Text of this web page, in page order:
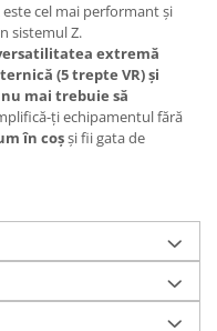
este cel mai performant și
sistemul Z.
extremă
(5 trepte VR) și
mai trebuie să
ți echipamentul fără
în coșși fii gata de